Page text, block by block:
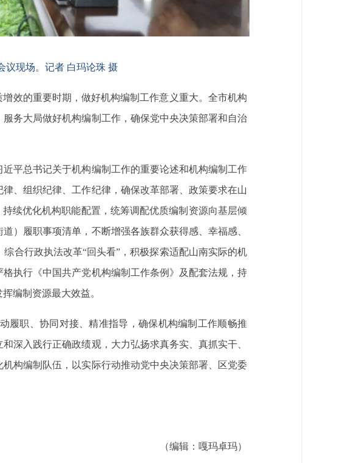
议现场。记者 白玛论珠 摄
效的重要时期，做好机构编制工作意义重大。全市机构
务大局做好机构编制工作，确保党中央决策部署和自治
平总书记关于机构编制工作的重要论述和机构编制工作
、组织纪律、工作纪律，确保改革部署、政策要求在山
续优化机构职能配置，统筹调配优质编制资源向基层倾
）履职事项清单，不断增强各族群众获得感、幸福感、
合行政执法改革“回头看”，积极探索适配山南实际的机
执行《中国共产党机构编制工作条例》及配套法规，持
编制资源最大效益。
履职、协同对接、精准指导，确保机构编制工作顺畅推
深入践行正确政绩观，大力弘扬求真务实、真抓实干、
构编制队伍，以实际行动推动党中央决策部署、区党委
（编辑：嘎玛卓玛）